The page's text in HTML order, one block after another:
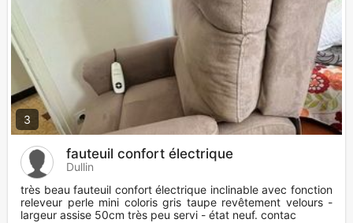
3
fauteuil confort électrique
Dullin
très beau fauteuil confort électrique inclinable avec fonction
releveur perle mini coloris gris taupe revêtement velours -
largeur assise 50cm très peu servi - état neuf. contac